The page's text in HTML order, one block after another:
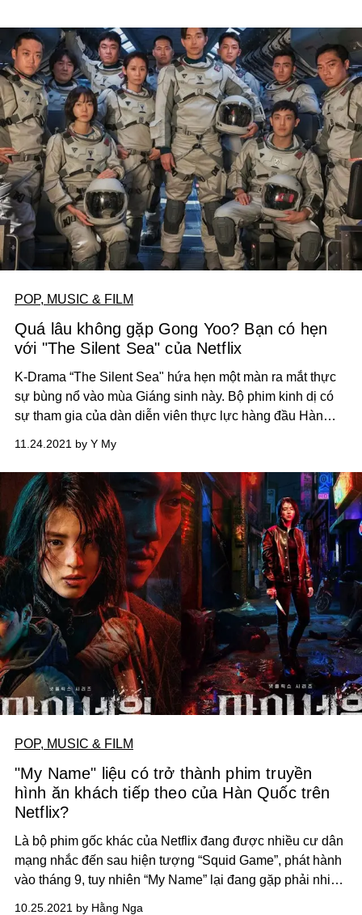
POP, MUSIC & FILM
Quá lâu không gặp Gong Yoo? Bạn có hẹn
với "The Silent Sea" của Netflix
K-Drama “The Silent Sea" hứa hẹn một màn ra mắt thực
sự bùng nổ vào mùa Giáng sinh này. Bộ phim kinh dị có
sự tham gia của dàn diễn viên thực lực hàng đầu Hàn
11.24.2021 by Y My
POP, MUSIC & FILM
"My Name" liệu có trở thành phim truyền
hình ăn khách tiếp theo của Hàn Quốc trên
Netflix?
Là bộ phim gốc khác của Netflix đang được nhiều cư dân
mạng nhắc đến sau hiện tượng “Squid Game”, phát hành
vào tháng 9, tuy nhiên “My Name” lại đang gặp phải nhiều
ý kiến trái chiều.
10.25.2021 by Hằng Nga